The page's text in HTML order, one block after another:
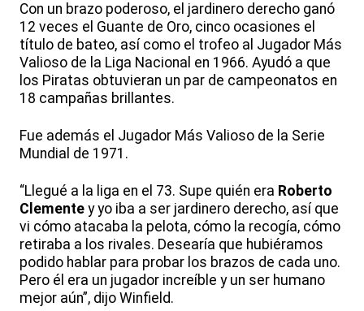
Con un brazo poderoso, el jardinero derecho ganó
12 veces el Guante de Oro, cinco ocasiones el
título de bateo, así como el trofeo al Jugador Más
Valioso de la Liga Nacional en 1966. Ayudó a que
los Piratas obtuvieran un par de campeonatos en
18 campañas brillantes.
Fue además el Jugador Más Valioso de la Serie
Mundial de 1971.
“Llegué a la liga en el 73. Supe quién era Roberto
Clemente y yo iba a ser jardinero derecho, así que
vi cómo atacaba la pelota, cómo la recogía, cómo
retiraba a los rivales. Desearía que hubiéramos
podido hablar para probar los brazos de cada uno.
Pero él era un jugador increíble y un ser humano
mejor aún”, dijo Winfield.